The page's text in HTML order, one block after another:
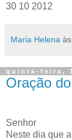
30 10 2012
Maria Helena às
quinta-feira,
Oração
Senhor
Neste dia que